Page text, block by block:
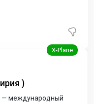
)
— международный